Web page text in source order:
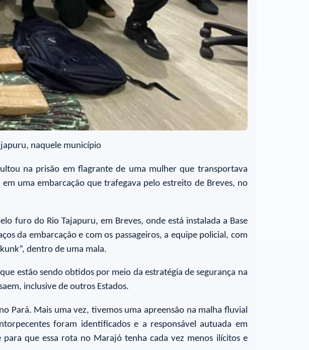
naquele município
na prisão em flagrante de uma mulher que transportava
uma embarcação que trafegava pelo estreito de Breves, no
furo do Rio Tajapuru, em Breves, onde está instalada a Base
da embarcação e com os passageiros, a equipe policial, com
dentro de uma mala.
estão sendo obtidos por meio da estratégia de segurança na
inclusive de outros Estados.
Pará. Mais uma vez, tivemos uma apreensão na malha fluvial
foram identificados e a responsável autuada em
que essa rota no Marajó tenha cada vez menos ilícitos e